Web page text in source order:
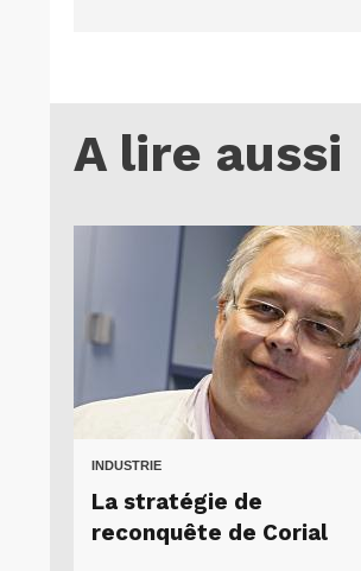
A lire aussi
INDUSTRIE
La stratégie de
reconquête de Corial